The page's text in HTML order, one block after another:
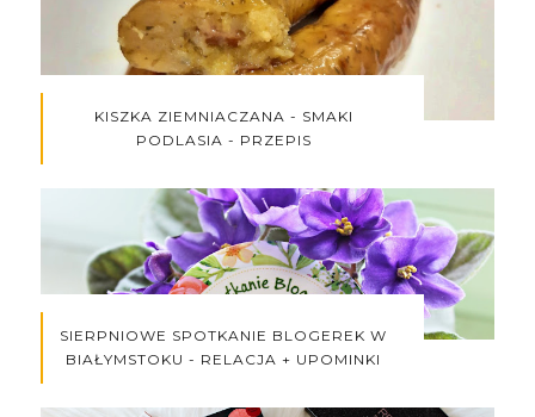
KISZKA ZIEMNIACZANA - SMAKI
PODLASIA - PRZEPIS
SIERPNIOWE SPOTKANIE BLOGEREK W
BIAŁYMSTOKU - RELACJA + UPOMINKI